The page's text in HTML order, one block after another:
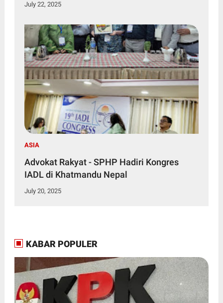
July 22, 2025
ASIA
Advokat Rakyat - SPHP Hadiri Kongres
IADL di Khatmandu Nepal
July 20, 2025
KABAR POPULER